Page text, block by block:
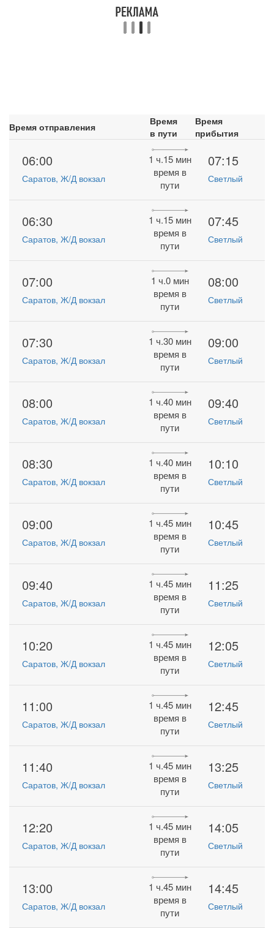
Время отправления
Время
в пути
Время
прибытия
06:00
Саратов, Ж/Д вокзал
1 ч.15 мин
время в
пути
07:15
Светлый
06:30
Саратов, Ж/Д вокзал
1 ч.15 мин
время в
пути
07:45
Светлый
07:00
Саратов, Ж/Д вокзал
1 ч.0 мин
время в
пути
08:00
Светлый
07:30
Саратов, Ж/Д вокзал
1 ч.30 мин
время в
пути
09:00
Светлый
08:00
Саратов, Ж/Д вокзал
1 ч.40 мин
время в
пути
09:40
Светлый
08:30
Саратов, Ж/Д вокзал
1 ч.40 мин
время в
пути
10:10
Светлый
09:00
Саратов, Ж/Д вокзал
1 ч.45 мин
время в
пути
10:45
Светлый
09:40
Саратов, Ж/Д вокзал
1 ч.45 мин
время в
пути
11:25
Светлый
10:20
Саратов, Ж/Д вокзал
1 ч.45 мин
время в
пути
12:05
Светлый
11:00
Саратов, Ж/Д вокзал
1 ч.45 мин
время в
пути
12:45
Светлый
11:40
Саратов, Ж/Д вокзал
1 ч.45 мин
время в
пути
13:25
Светлый
12:20
Саратов, Ж/Д вокзал
1 ч.45 мин
время в
пути
14:05
Светлый
13:00
Саратов, Ж/Д вокзал
1 ч.45 мин
время в
пути
14:45
Светлый